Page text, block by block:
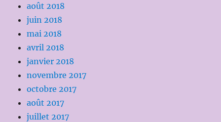
août 2018
juin 2018
mai 2018
avril 2018
janvier 2018
novembre 2017
octobre 2017
août 2017
juillet 2017